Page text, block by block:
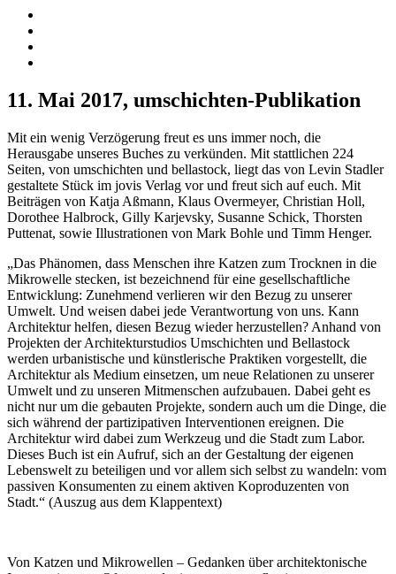
11. Mai 2017, umschichten-Publikation
Mit ein wenig Verzögerung freut es uns immer noch, die
Herausgabe unseres Buches zu verkünden. Mit stattlichen 224
Seiten, von umschichten und bellastock, liegt das von Levin Stadler
gestaltete Stück im jovis Verlag vor und freut sich auf euch. Mit
Beiträgen von Katja Aßmann, Klaus Overmeyer, Christian Holl,
Dorothee Halbrock, Gilly Karjevsky, Susanne Schick, Thorsten
Puttenat, sowie Illustrationen von Mark Bohle und Timm Henger.
„Das Phänomen, dass Menschen ihre Katzen zum Trocknen in die
Mikrowelle stecken, ist bezeichnend für eine gesellschaftliche
Entwicklung: Zunehmend verlieren wir den Bezug zu unserer
Umwelt. Und weisen dabei jede Verantwortung von uns. Kann
Architektur helfen, diesen Bezug wieder herzustellen? Anhand von
Projekten der Architekturstudios Umschichten und Bellastock
werden urbanistische und künstlerische Praktiken vorgestellt, die
Architektur als Medium einsetzen, um neue Relationen zu unserer
Umwelt und zu unseren Mitmenschen aufzubauen. Dabei geht es
nicht nur um die gebauten Projekte, sondern auch um die Dinge, die
sich während der partizipativen Interventionen ereignen. Die
Architektur wird dabei zum Werkzeug und die Stadt zum Labor.
Dieses Buch ist ein Aufruf, sich an der Gestaltung der eigenen
Lebenswelt zu beteiligen und vor allem sich selbst zu wandeln: vom
passiven Konsumenten zu einem aktiven Koproduzenten von
Stadt.“ (Auszug aus dem Klappentext)
Von Katzen und Mikrowellen – Gedanken über architektonische